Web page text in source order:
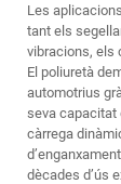
Les
tant els
vibracions, els
El poliuretà
automotrius
seva capacitat
càrrega
dècades d’ús